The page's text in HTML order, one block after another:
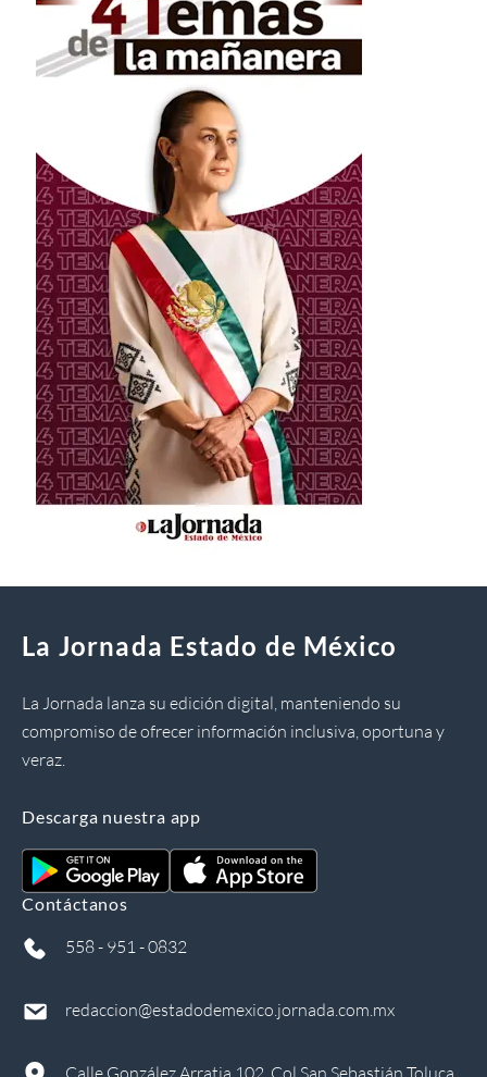
La Jornada Estado de México
La Jornada lanza su edición digital, manteniendo su
compromiso de ofrecer información inclusiva, oportuna y
veraz.
Descarga nuestra app
Contáctanos
558 - 951 - 0832
redaccion@estadodemexico.jornada.com.mx